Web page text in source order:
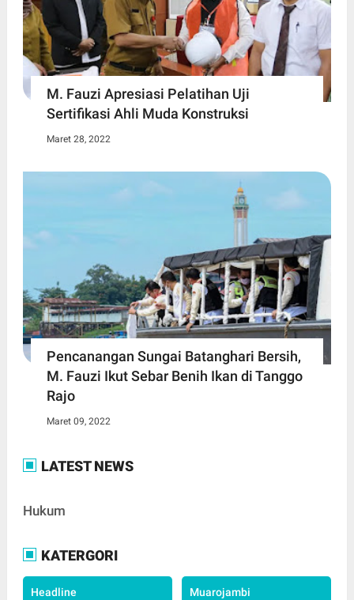
M. Fauzi Apresiasi Pelatihan Uji
Sertifikasi Ahli Muda Konstruksi
Maret 28, 2022
Pencanangan Sungai Batanghari Bersih,
M. Fauzi Ikut Sebar Benih Ikan di Tanggo
Rajo
Maret 09, 2022
LATEST NEWS
Hukum
KATERGORI
Headline Muarojambi